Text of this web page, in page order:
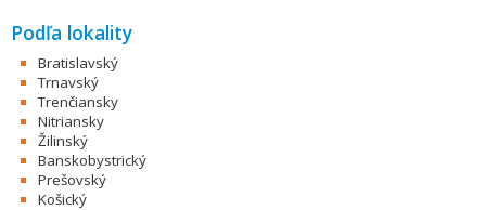
Podľa lokality
Bratislavský
Trnavský
Trenčiansky
Nitriansky
Žilinský
Banskobystrický
Prešovský
Košický